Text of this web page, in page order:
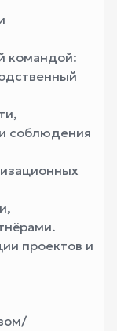
командой:
соблюдения
проектов и